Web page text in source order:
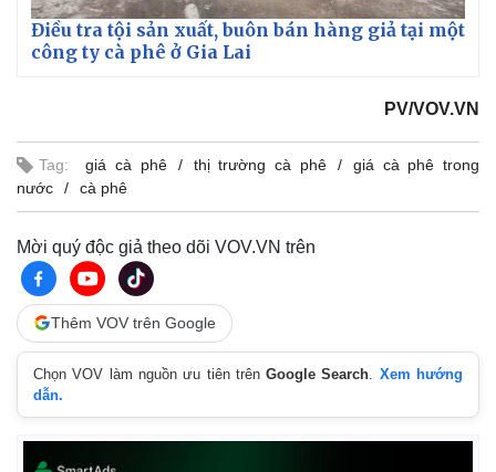
Bất động sản
Điều tra tội sản xuất, buôn bán hàng giả tại một
công ty cà phê ở Gia Lai
PV/VOV.VN
Tag: giá cà phê thị trường cà phê
giá cà phê trong
nước
cà phê
Mời quý độc giả theo dõi VOV.VN trên
Thêm VOV trên Google
Chọn VOV làm nguồn ưu tiên trênGoogle Search
Xem hướng
dẫn.